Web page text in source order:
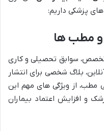
پزشکی داریم:
و مطب ها
سوابق تحصیلی و کاری
بلاگ شخصی برای انتشار
مطب، از ویژگی های مهم این
و افزایش اعتماد بیماران